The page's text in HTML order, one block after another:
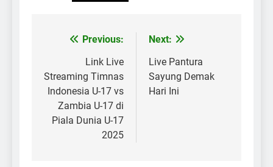
Post
navigation
Previous:
Link Live
Streaming Timnas
Indonesia U-17 vs
Zambia U-17 di
Piala Dunia U-17
2025
Next:
Live Pantura
Sayung Demak
Hari Ini